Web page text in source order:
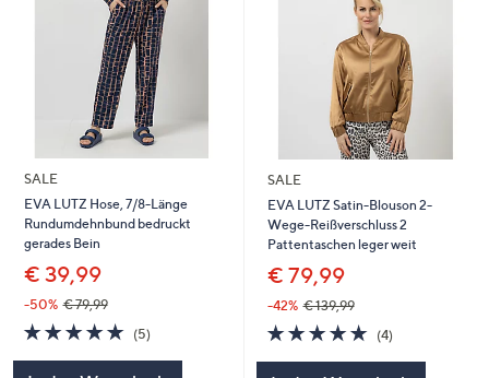
SALE
EVA LUTZ Hose, 7/8-Länge
Rundumdehnbund bedruckt
gerades Bein
€ 39,99
-50% € 79,99
5.0
von
(5)
SALE
EVA LUTZ Satin-Blouson 2-
Wege-Reißverschluss 2
Pattentaschen leger weit
€ 79,99
-42% € 139,99
5.0
von
(4)